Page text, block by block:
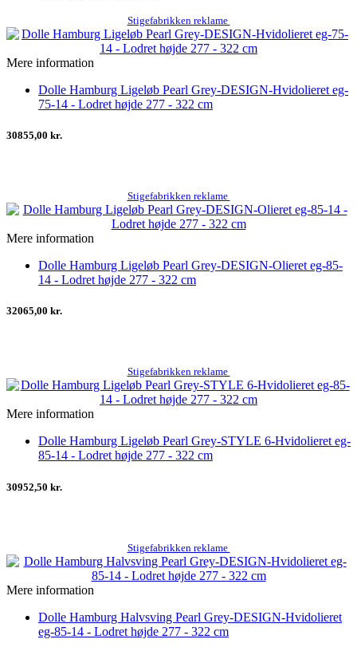
Stigefabrikken reklame
Mere information
Dolle Hamburg Ligeløb Pearl Grey-DESIGN-Hvidolieret eg-
75-14 - Lodret højde 277 - 322 cm
30855,00 kr.
Stigefabrikken reklame
Mere information
Dolle Hamburg Ligeløb Pearl Grey-DESIGN-Olieret eg-85-
14 - Lodret højde 277 - 322 cm
32065,00 kr.
Stigefabrikken reklame
Mere information
Dolle Hamburg Ligeløb Pearl Grey-STYLE 6-Hvidolieret eg-
85-14 - Lodret højde 277 - 322 cm
30952,50 kr.
Stigefabrikken reklame
Mere information
Dolle Hamburg Halvsving Pearl Grey-DESIGN-Hvidolieret
eg-85-14 - Lodret højde 277 - 322 cm